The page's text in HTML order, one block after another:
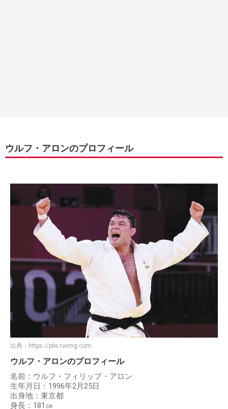
ウルフ・アロンのプロフィール
出典： https://pbs.twimg.com
ウルフ・アロンのプロフィール
名前：ウルフ・フィリップ・アロン
生年月日：1996年2月25日
出身地：東京都
身長：181㎝